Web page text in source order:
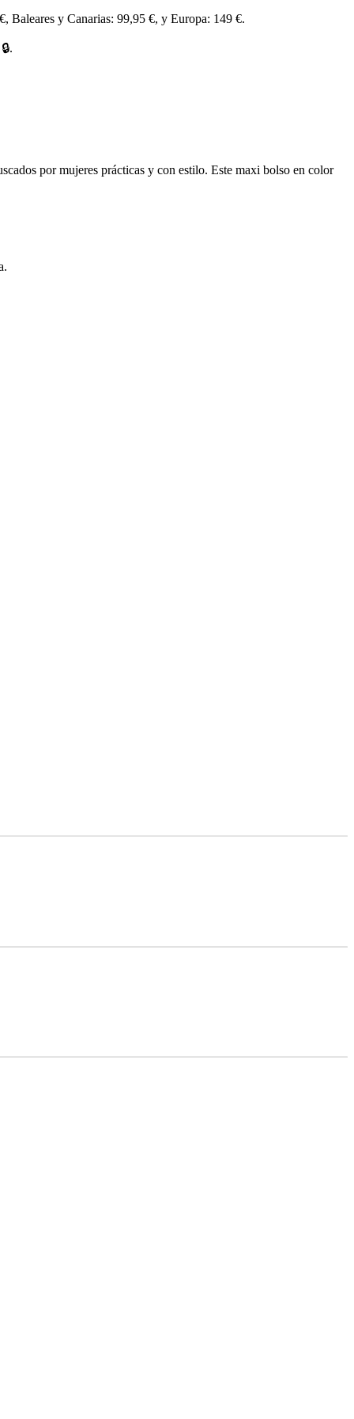
Baleares y Canarias: 99,95 €, y Europa: 149 €.
por mujeres prácticas y con estilo. Este maxi bolso en color